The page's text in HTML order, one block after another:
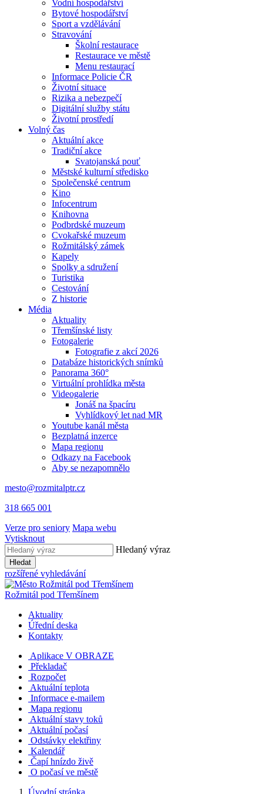
Vodní hospodářství
Bytové hospodářství
Sport a vzdělávání
Stravování
Školní restaurace
Restaurace ve městě
Menu restaurací
Informace Policie ČR
Životní situace
Rizika a nebezpečí
Digitální služby státu
Životní prostředí
Volný čas
Aktuální akce
Tradiční akce
Svatojanská pouť
Městské kulturní středisko
Společenské centrum
Kino
Infocentrum
Knihovna
Podbrdské muzeum
Cvokařské muzeum
Rožmitálský zámek
Kapely
Spolky a sdružení
Turistika
Cestování
Z historie
Média
Aktuality
Třemšínské listy
Fotogalerie
Fotografie z akcí 2026
Databáze historických snímků
Panorama 360°
Virtuální prohlídka města
Videogalerie
Jonáš na špacíru
Vyhlídkový let nad MR
Youtube kanál města
Bezplatná inzerce
Mapa regionu
Odkazy na Facebook
Aby se nezapomnělo
mesto@rozmitalptr.cz
318 665 001
Verze pro seniory Mapa webu
Vytisknout
Hledaný výraz
Hledat
rozšířené vyhledávání
Rožmitál pod Třemšínem
Aktuality
Úřední deska
Kontakty
Aplikace V OBRAZE
Překladač
Rozpočet
Aktuální teplota
Informace e-mailem
Mapa regionu
Aktuální stavy toků
Aktuální počasí
Odstávky elektřiny
Kalendář
Čapí hnízdo živě
O počasí ve městě
Úvodní stránka